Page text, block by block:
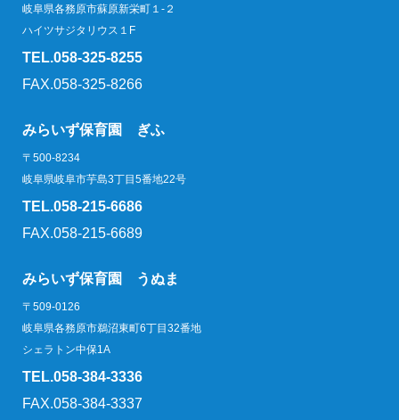
岐阜県各務原市蘇原新栄町１-２
ハイツサジタリウス１F
TEL.058-325-8255
FAX.058-325-8266
みらいず保育園 ぎふ
〒500-8234
岐阜県岐阜市芋島3丁目5番地22号
TEL.058-215-6686
FAX.058-215-6689
みらいず保育園 うぬま
〒509-0126
岐阜県各務原市鵜沼東町6丁目32番地
シェラトン中保1A
TEL.058-384-3336
FAX.058-384-3337